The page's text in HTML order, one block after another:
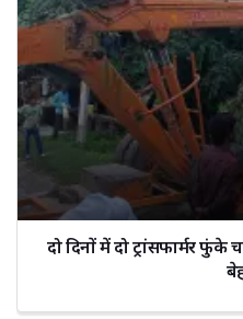
दो दिनों में दो ट्रांसफार्मर